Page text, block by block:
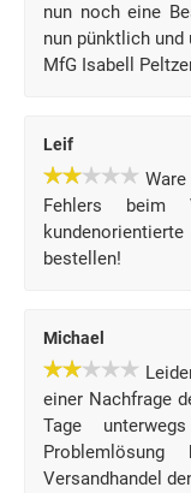
nun noch eine
nun pünktlich
MfG Isabell
Leif
Fehlers beim
bestellen!
Michael
einer Nachfrage
Tage
Versandhandel